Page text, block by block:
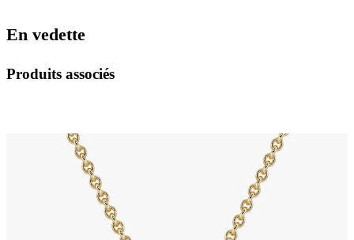
En vedette
Produits associés